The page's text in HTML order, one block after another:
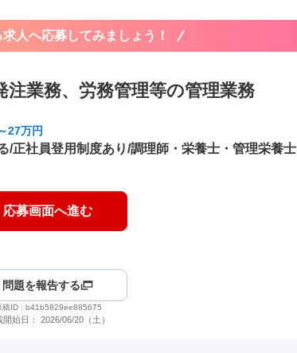
人へ応募してみましょう！
業務、労務管理等の管理業務
27万円
/正社員登用制度あり/調理師・栄養士・管理栄養士
応募画面へ進む
問題を報告する
稿ID : b41b5829ee885675
開始日： 2026/06/20（土）